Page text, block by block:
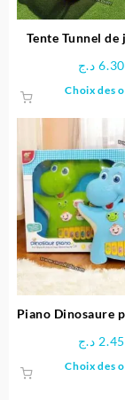
Tente Tunnel
د.ج
Choix des
Piano Dinosaure
د.ج
Choix des